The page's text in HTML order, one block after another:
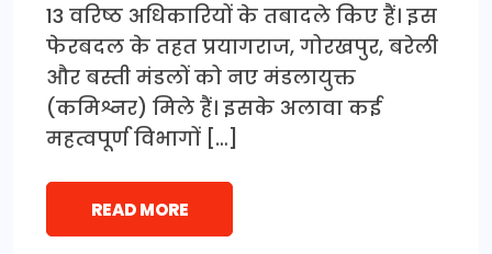
13 वरिष्ठ अधिकारियों के तबादले किए हैं। इस
फेरबदल के तहत प्रयागराज, गोरखपुर, बरेली
और बस्ती मंडलों को नए मंडलायुक्त
(कमिश्नर) मिले हैं। इसके अलावा कई
महत्वपूर्ण विभागों […]
READ MORE